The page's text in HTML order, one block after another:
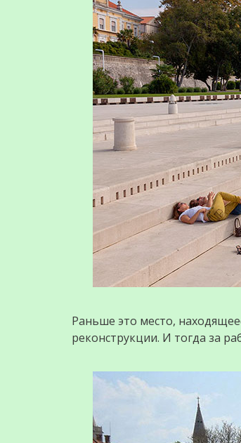
Раньше это место,
реконструкции. И тогда за